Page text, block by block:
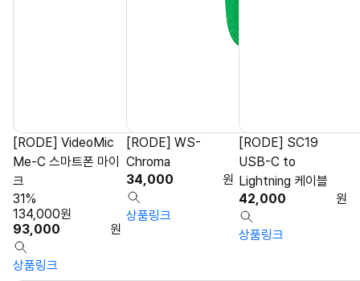
[RODE] VideoMic
Me-C 스마트폰 마이
크
93,000 원
134,000원
31%
상품링크
[RODE] WS-
Chroma
34,000
원
상품링크
[RODE] SC19
USB-C to
Lightning 케이블
42,000
원
상품링크